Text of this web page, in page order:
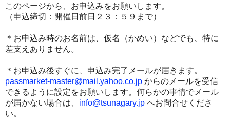
このページから、お申込みをお願いします。
（申込締切：開催日前日２３：５９まで）
＊お申込み時のお名前は、仮名（かめい）などでも、特に
差支えありません。
＊お申込み後すぐに、申込み完了メールが届きます。
passmarket-master@mail.yahoo.co.jp からのメールを受信
できるように設定をお願いします。 何らかの事情でメール
が届かない場合は、 info@tsunagary.jp へお問合せくださ
い。